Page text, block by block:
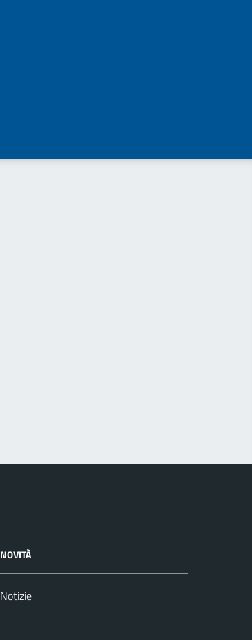
NOVITÀ
Notizie